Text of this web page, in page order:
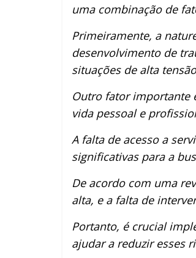
uma combinação de
Primeiramente, a
desenvolvimento de
situações de alta
Outro fator importante
vida pessoal e
A falta de acesso a
significativas para a
De acordo com uma
alta, e a falta de
Portanto, é crucial
ajudar a reduzir esses